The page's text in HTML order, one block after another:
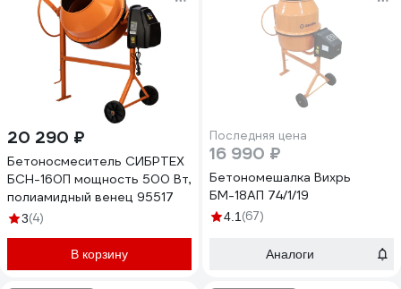
20 290 ₽
Бетоносмеситель СИБРТЕХ
БСН-160П мощность 500 Вт,
полиамидный венец 95517
3(4)
В корзину
Последняя цена
16 990 ₽
Бетономешалка Вихрь
БМ-18АП 74/1/19
4.1 (67)
Аналоги